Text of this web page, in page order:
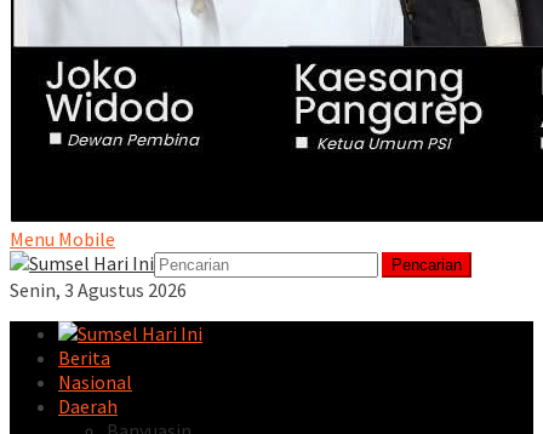
Menu Mobile
Pencarian
Senin, 3 Agustus 2026
Berita
Nasional
Daerah